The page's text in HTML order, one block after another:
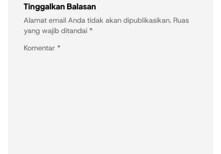
Tinggalkan Balasan
Alamat email Anda tidak akan dipublikasikan. Ruas
yang wajib ditandai *
Komentar *